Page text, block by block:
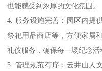
也能感受到浓厚的文化氛围。
4. 服务设施完善：园区内提
祭祀用品商店等，方便家属
礼仪服务，确保每一场纪念活
5. 管理规范有序：云井山人